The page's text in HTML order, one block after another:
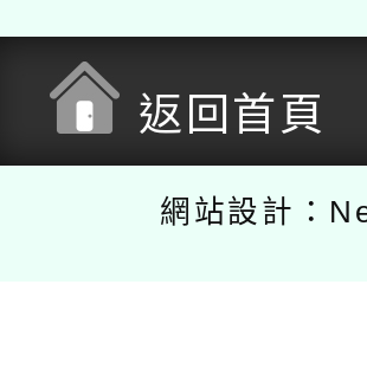
返回首頁
網站設計：